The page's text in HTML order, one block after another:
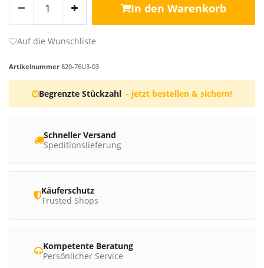
In den Warenkorb
Artikelnummer 820-76U3-03
Begrenzte Stückzahl - jetzt bestellen & sichern!
Schneller Versand
Speditionslieferung
Käuferschutz
Trusted Shops
Kompetente Beratung
Persönlicher Service